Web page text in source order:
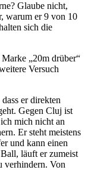
Glaube nicht,
warum er 9 von 10
sich die
„20m drüber“
Versuch
er direkten
Gegen Cluj ist
mich nicht an
Er steht meistens
und kann einen
läuft er zumeist
verhindern. Von